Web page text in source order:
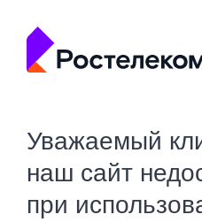
Уважаемый
наш сайт
при